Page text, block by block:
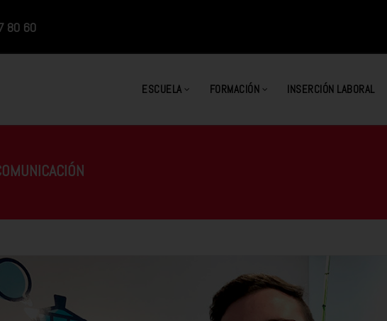
80 60
ESCUELA FORMACIÓN INSERCIÓN LABORAL